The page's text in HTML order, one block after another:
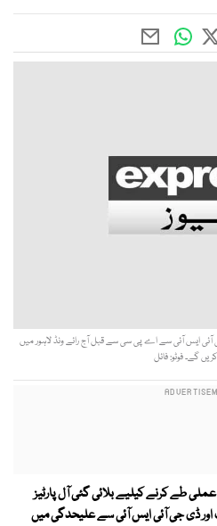
آئی ایس آئی سے اے پی سی سے قبل آج رائے ونڈ لاہور میں
گے۔ فوٹو: فائل
طے کرنے کیلیے بلائی گئی آل پارٹیز
ڈی جی آئی ایس آئی سے علیحدگی میں